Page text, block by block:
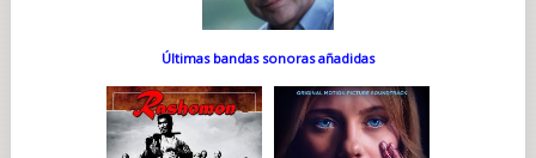
Últimas bandas sonoras añadidas